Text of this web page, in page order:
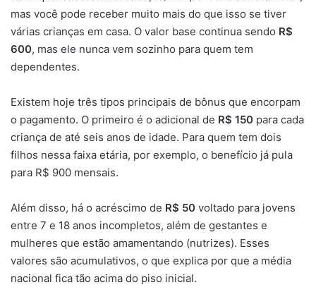
mas você pode receber muito mais do que isso se tiver
várias crianças em casa. O valor base continua sendo R$
600, mas ele nunca vem sozinho para quem tem
dependentes.
Existem hoje três tipos principais de bônus que encorpam
o pagamento. O primeiro é o adicional de R$ 150 para cada
criança de até seis anos de idade. Para quem tem dois
filhos nessa faixa etária, por exemplo, o benefício já pula
para R$ 900 mensais.
Além disso, há o acréscimo de R$ 50 voltado para jovens
entre 7 e 18 anos incompletos, além de gestantes e
mulheres que estão amamentando (nutrizes). Esses
valores são acumulativos, o que explica por que a média
nacional fica tão acima do piso inicial.